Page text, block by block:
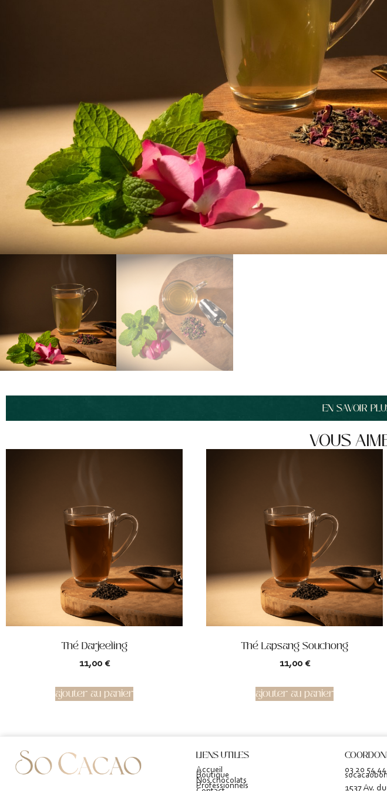
EN SAVOIR
VOUS
Thé Darjeeling
11,00 €
ajouter au panier
Thé Lapsang Souchong
11,00 €
ajouter au panier
LIENS UTILES
Accueil
Boutique
Nos chocolats
Professionnels
03 20 54
1537 Av.